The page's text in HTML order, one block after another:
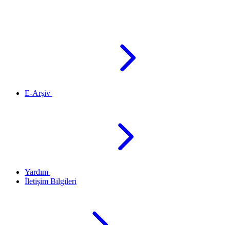
E-Arşiv
Yardım
İletişim Bilgileri